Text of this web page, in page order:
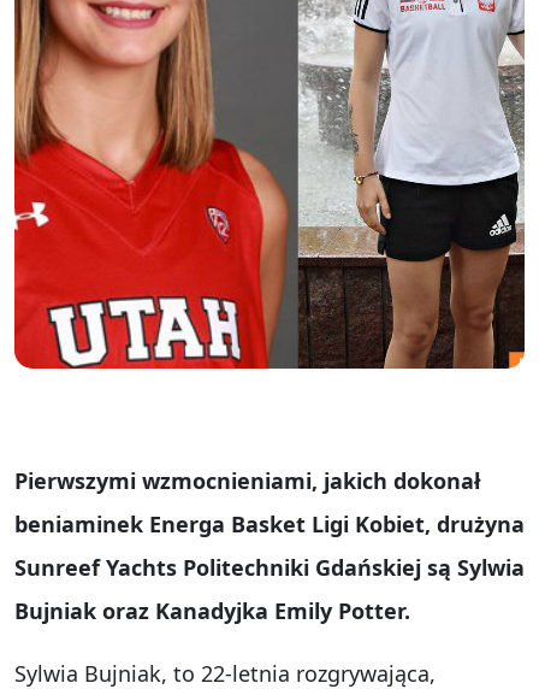
Pierwszymi wzmocnieniami, jakich dokonał
beniaminek Energa Basket Ligi Kobiet, drużyna
Sunreef Yachts Politechniki Gdańskiej są Sylwia
Bujniak oraz Kanadyjka Emily Potter.
Sylwia Bujniak, to 22-letnia rozgrywająca,